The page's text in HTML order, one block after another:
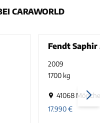
CARAWORLD
Fendt Saphir
2009
1700 kg
41068
17.990€